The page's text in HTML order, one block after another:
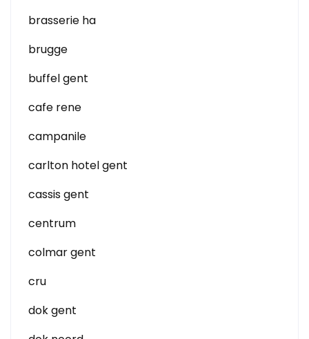
brasserie ha
brugge
buffel gent
cafe rene
campanile
carlton hotel gent
cassis gent
centrum
colmar gent
cru
dok gent